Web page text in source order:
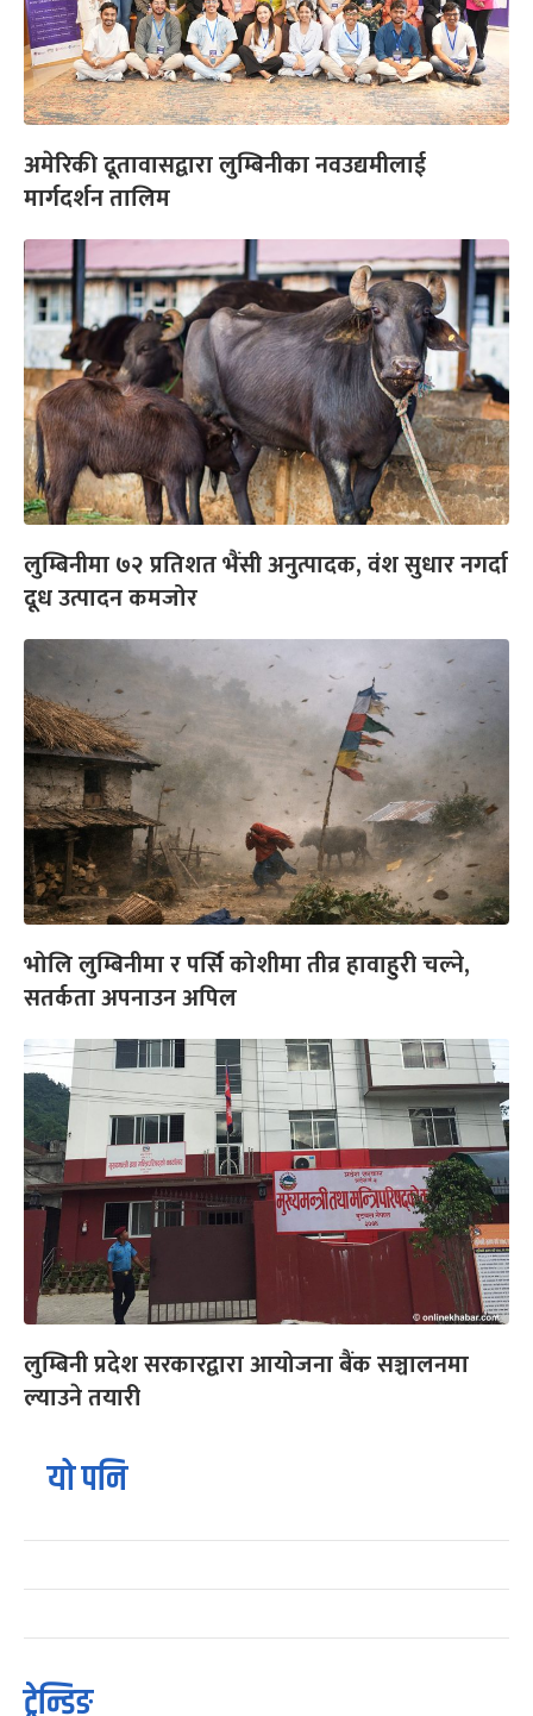
अमेरिकी दूतावासद्वारा लुम्बिनीका नवउद्यमीलाई
मार्गदर्शन तालिम
लुम्बिनीमा ७२ प्रतिशत भैंसी अनुत्पादक, वंश सुधार नगर्दा
दूध उत्पादन कमजोर
भोलि लुम्बिनीमा र पर्सि कोशीमा तीव्र हावाहुरी चल्ने,
सतर्कता अपनाउन अपिल
लुम्बिनी प्रदेश सरकारद्वारा आयोजना बैंक सञ्चालनमा
ल्याउने तयारी
यो पनि
ट्रेन्डिङ